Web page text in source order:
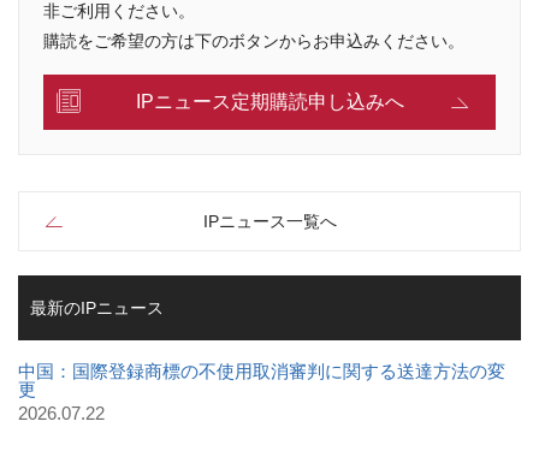
非ご利用ください。
購読をご希望の方は下のボタンからお申込みください。
IPニュース定期購読申し込みへ
IPニュース一覧へ
最新のIPニュース
中国：国際登録商標の不使用取消審判に関する送達方法の変
更
2026.07.22